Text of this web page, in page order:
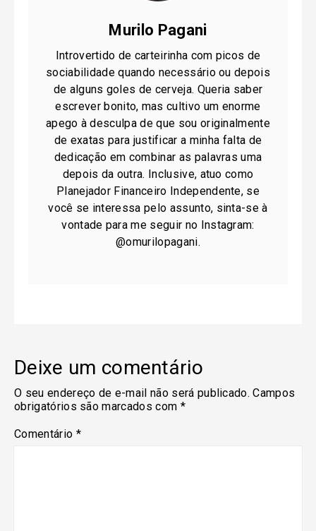
Murilo Pagani
Introvertido de carteirinha com picos de
sociabilidade quando necessário ou depois
de alguns goles de cerveja. Queria saber
escrever bonito, mas cultivo um enorme
apego à desculpa de que sou originalmente
de exatas para justificar a minha falta de
dedicação em combinar as palavras uma
depois da outra. Inclusive, atuo como
Planejador Financeiro Independente, se
você se interessa pelo assunto, sinta-se à
vontade para me seguir no Instagram:
@omurilopagani.
Deixe um comentário
O seu endereço de e-mail não será publicado. Campos
obrigatórios são marcados com *
Comentário *